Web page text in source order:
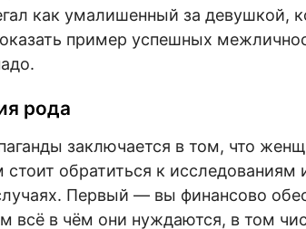
как умалишенный за девушкой,
пример успешных
рода
заключается в том, что
обратиться к исследованиям
Первый — вы финансово
всё в чём они нуждаются, в том